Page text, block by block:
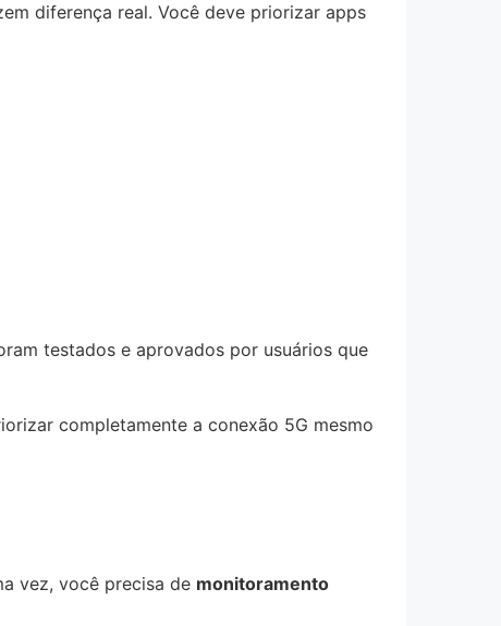
diferença real. Você deve priorizar apps
testados e aprovados por usuários que
completamente a conexão 5G mesmo
vez, você precisa de monitoramento